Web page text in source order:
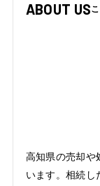
ABOUT US
高知県の売却や
います。相続し